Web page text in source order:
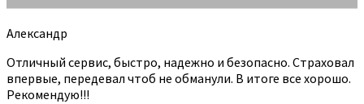
Александр
Отличный сервис, быстро, надежно и безопасно. Страховал
впервые, передевал чтоб не обманули. В итоге все хорошо.
Рекомендую!!!